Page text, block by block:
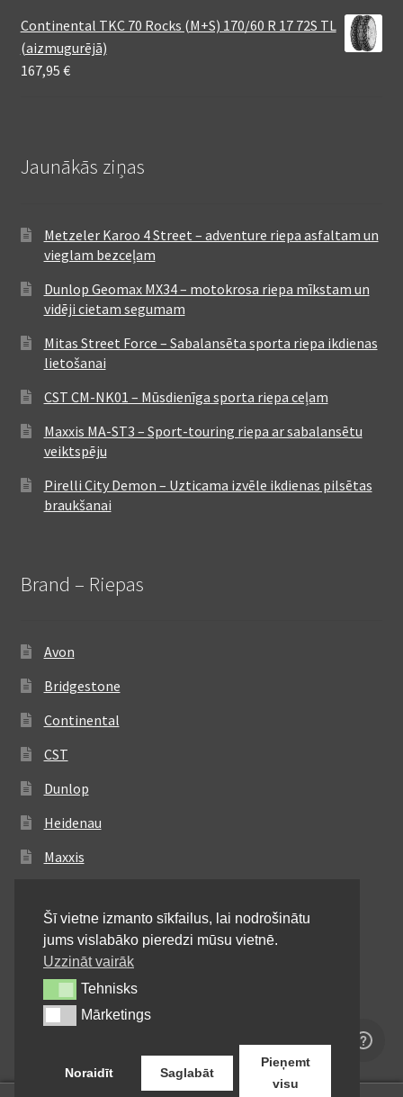
Continental TKC 70 Rocks (M+S) 170/60 R 17 72S TL
(aizmugurējā)
167,95 €
Jaunākās ziņas
Metzeler Karoo 4 Street – adventure riepa asfaltam un
vieglam bezceļam
Dunlop Geomax MX34 – motokrosa riepa mīkstam un
vidēji cietam segumam
Mitas Street Force – Sabalansēta sporta riepa ikdienas
lietošanai
CST CM-NK01 – Mūsdienīga sporta riepa ceļam
Maxxis MA-ST3 – Sport-touring riepa ar sabalansētu
veiktspēju
Pirelli City Demon – Uzticama izvēle ikdienas pilsētas
braukšanai
Brand – Riepas
Avon
Bridgestone
Continental
CST
Dunlop
Heidenau
Maxxis
Michelin
Mitas
Pirelli
Shinko
Šī vietne izmanto sīkfailus, lai nodrošinātu
jums vislabāko pieredzi mūsu vietnē.
Uzzināt vairāk
TehnisksTehnisks
MārketingsMārketings
Noraidīt Saglabāt
Pieņemt
visu